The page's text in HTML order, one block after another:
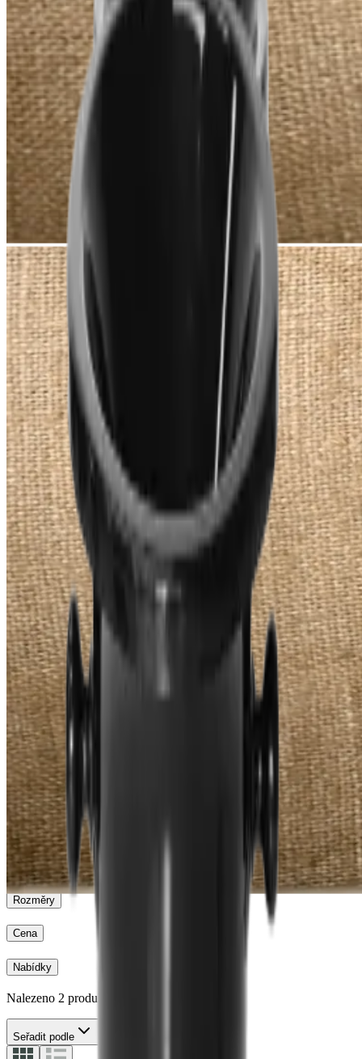
Plivátko
Degustace Plivátko
Rozměry
Cena
Nabídky
Nalezeno 2 produktů
Seřadit podle